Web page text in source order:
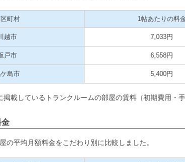
町村 1帖あたりの料
越市 7,033円
戸市 6,558円
島市 5,400円
掲載しているトランクルームの部屋の賃料（初期費用・
金
の平均月額料金をこだわり別に比較しました。